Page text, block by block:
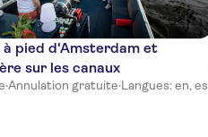
à pied d'Amsterdam et
sur les canaux
·Annulation gratuite·Langues: en, es